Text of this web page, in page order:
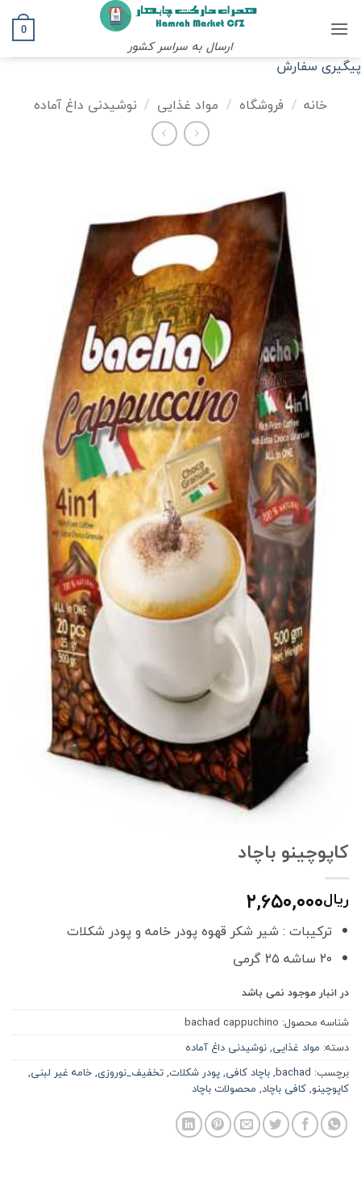
ارسال به سراسر کشور
0
پیگیری سفارش
خانه / فروشگاه / مواد غذایی / نوشیدنی داغ آماده
کاپوچینو باچاد
ریال۲,۶۵۰,۰۰۰
ترکیبات : شیر شکر قهوه پودر خامه و پودر شکلات
۲۰ ساشه ۲۵ گرمی
در انبار موجود نمی باشد
شناسه محصول: bachad cappuchino
دسته: مواد غذایی,نوشیدنی داغ آماده
برچسب: bachad
,باچاد کافی,پودر شکلات,تخفیف_نوروزی,خامه غیر لبنی,
کاپوچینو,کافی باچاد, محصولات باچاد